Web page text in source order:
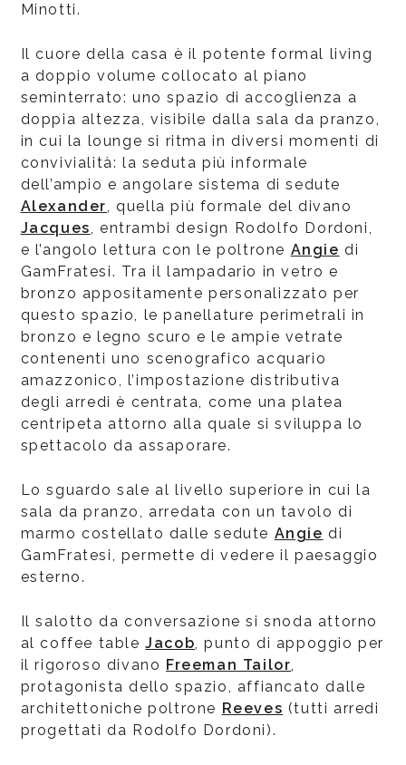
Minotti.
Il cuore della casa è il potente formal living
a doppio volume collocato al piano
seminterrato: uno spazio di accoglienza a
doppia altezza, visibile dalla sala da pranzo,
in cui la lounge si ritma in diversi momenti di
convivialità: la seduta più informale
dell’ampio e angolare sistema di sedute
Alexander, quella più formale del divano
Jacques, entrambi design Rodolfo Dordoni,
e l’angolo lettura con le poltrone Angie di
GamFratesi. Tra il lampadario in vetro e
bronzo appositamente personalizzato per
questo spazio, le panellature perimetrali in
bronzo e legno scuro e le ampie vetrate
contenenti uno scenografico acquario
amazzonico, l’impostazione distributiva
degli arredi è centrata, come una platea
centripeta attorno alla quale si sviluppa lo
spettacolo da assaporare.
Lo sguardo sale al livello superiore in cui la
sala da pranzo, arredata con un tavolo di
marmo costellato dalle sedute Angie di
GamFratesi, permette di vedere il paesaggio
esterno.
Il salotto da conversazione si snoda attorno
al coffee tableJacob, punto di appoggio per
il rigoroso divano Freeman Tailor,
protagonista dello spazio, affiancato dalle
architettoniche poltrone Reeves (tutti arredi
progettati da Rodolfo Dordoni).